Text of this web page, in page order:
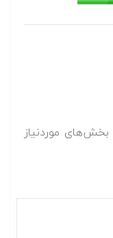
بخش‌های موردنیاز